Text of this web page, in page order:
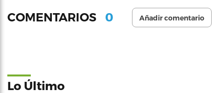
COMENTARIOS 0 Añadir comentario
Lo Último